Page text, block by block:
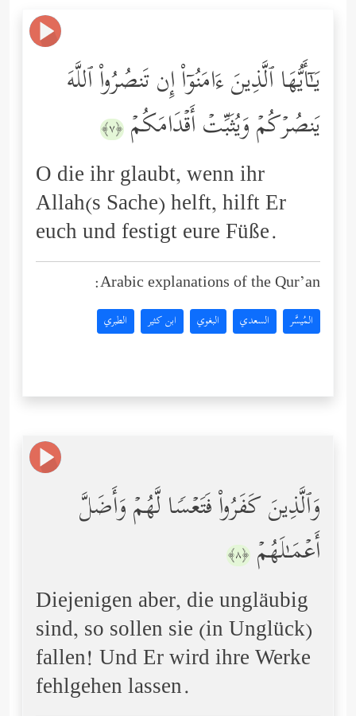
یَـٰۤأَیُّهَا ٱلَّذِینَ ءَامَنُوۤاْ إِن تَنصُرُواْ ٱللَّهَ
یَنصُرۡكُمۡ وَیُثَبِّتۡ أَقۡدَامَكُمۡ ﴿٧﴾
O die ihr glaubt, wenn ihr
Allah(s Sache) helft, hilft Er
euch und festigt eure Füße.
Arabic explanations of the Qur’an:
المُيسَّر السعدي البغوي ابن كثير الطبري
وَٱلَّذِینَ كَفَرُواْ فَتَعۡسࣰا لَّهُمۡ وَأَضَلَّ
أَعۡمَـٰلَهُمۡ ﴿٨﴾
Diejenigen aber, die ungläubig
sind, so sollen sie (in Unglück)
fallen! Und Er wird ihre Werke
fehlgehen lassen.